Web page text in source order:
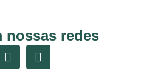
nossas redes